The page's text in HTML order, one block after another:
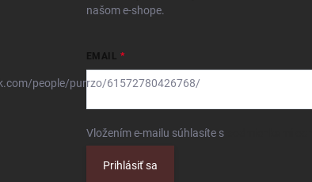
people/purrzo/61572780426768/
našom e-shope.
EMAIL
Vložením e-mailu súhlasíte s
Prihlásiť sa